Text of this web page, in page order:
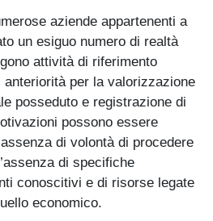
aziende appartenenti a
un esiguo numero di realtà
attività di riferimento
per la valorizzazione
posseduto e registrazione di
possono essere
di volontà di procedere
di specifiche
conoscitivi e di risorse legate
economico.